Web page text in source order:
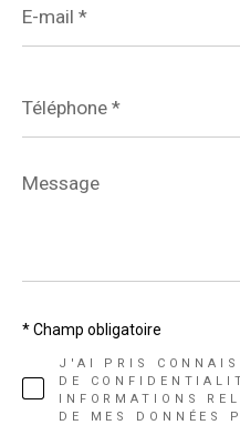
mail
*
*
Message
*
J'AI PRIS
DE
INFORMATIONS
DE MES DONNÉES
* Champ obligatoire